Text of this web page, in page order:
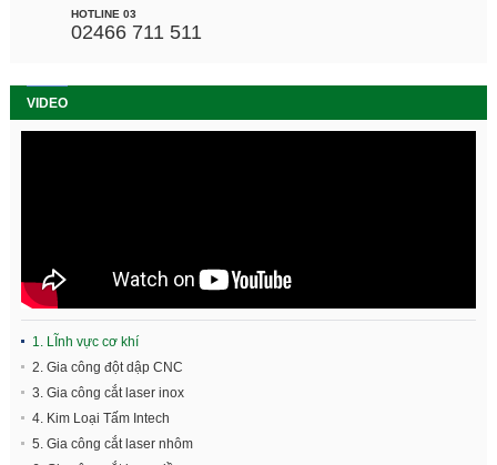
HOTLINE 03
02466 711 511
VIDEO
1. LĨnh vực cơ khí
2. Gia công đột dập CNC
3. Gia công cắt laser inox
4. Kim Loại Tấm Intech
5. Gia công cắt laser nhôm